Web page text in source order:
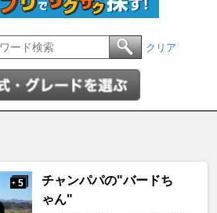
クリア
+ 5
チャンパパの"バードち
ゃん"